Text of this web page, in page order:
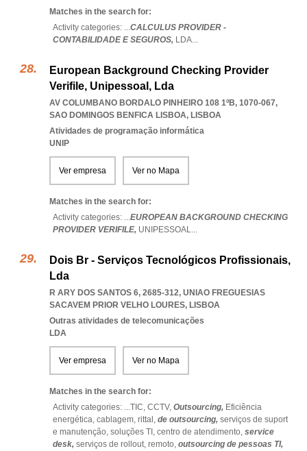
Matches in the search for:
Activity categories: ...CALCULUS PROVIDER -
CONTABILIDADE E SEGUROS, LDA...
European Background Checking Provider
Verifile, Unipessoal, Lda
AV COLUMBANO BORDALO PINHEIRO 108 1ºB, 1070-067,
SAO DOMINGOS BENFICA LISBOA, LISBOA
Atividades de programação informática
UNIP
Ver empresa Ver no Mapa
Matches in the search for:
Activity categories: ...EUROPEAN BACKGROUND CHECKING
PROVIDER VERIFILE, UNIPESSOAL...
Dois Br - Serviços Tecnológicos Profissionais,
Lda
R ARY DOS SANTOS 6, 2685-312, UNIAO FREGUESIAS
SACAVEM PRIOR VELHO LOURES, LISBOA
Outras atividades de telecomunicações
LDA
Ver empresa Ver no Mapa
Matches in the search for:
Activity categories: ...TIC, CCTV, Outsourcing, Eficiência
energética, cablagem, rittal, de outsourcing, serviços de suport
e manutenção, soluções TI, centro de atendimento, service
desk, serviços de rollout, remoto, outsourcing de pessoas TI,